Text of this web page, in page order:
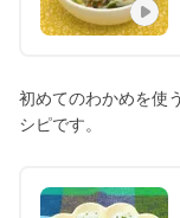
初めてのわかめを使
シピです。